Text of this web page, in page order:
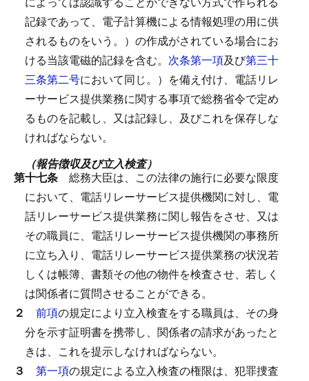
記録であって、電子計算機による情報処理の用に供
されるものをいう。）の作成がされている場合にお
ける当該電磁的記録を含む。 次条第一項及び第三十
三条第二号において同じ。）を備え付け、電話リレ
ーサービス提供業務に関する事項で総務省令で定め
るものを記載し、又は記録し、及びこれを保存しな
ければならない。
（報告徴収及び立入検査）
第十七条 総務大臣は、この法律の施行に必要な限度
において、電話リレーサービス提供機関に対し、電
話リレーサービス提供業務に関し報告をさせ、又は
その職員に、電話リレーサービス提供機関の事務所
に立ち入り、電話リレーサービス提供業務の状況若
しくは帳簿、書類その他の物件を検査させ、若しく
は関係者に質問させることができる。
２ 前項の規定により立入検査をする職員は、その身
分を示す証明書を携帯し、関係者の請求があったと
きは、これを提示しなければならない。
３ 第一項の規定による立入検査の権限は、犯罪捜査